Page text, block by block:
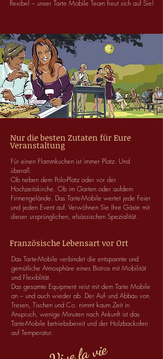
flexibel – unser Tarte Mobile Team freut sich auf Sie!
Nur die besten Zutaten für Eure
Veranstaltung
Für einen Flammkuchen ist immer Platz. Und
überall.
Ob neben dem Polo-Platz oder vor der
Hochzeitskirche. Ob im Garten oder aufdem
Firmengelände. Das Tarte-Mobile wertet jede Feier
und jeden Event auf. Verwöhnen Sie Ihre Gäste mit
dieser ursprünglichen, elsässischen Spezialität.
Französische Lebensart vor Ort
Das Tarte-Mobile verbindet die entspannte und
gemütliche Atmosphäre eines Bistros mit Mobilität
und Flexiblität.
Das gesamte Equipment reist mit dem Tarte Mobile
an – und auch wieder ab. Der Auf- und Abbau von
Tresen, Tischen und Co. nimmt kaum Zeit in
Anspruch, wenige Minuten nach Ankunft ist das
Tarte-Mobile betriebsbereit und der Holzbackofen
auf Temperatur.